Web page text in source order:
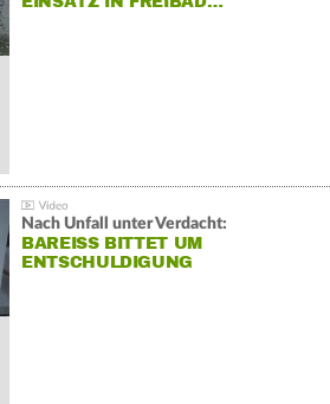
Nach Unfall unter Verdacht:
BAREISS BITTET UM E
NTSCHULDIGUNG